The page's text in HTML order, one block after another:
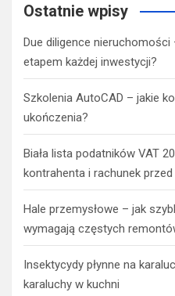
Ostatnie wpisy
Due diligence
etapem każdej inwestycji?
Szkolenia AutoCAD – jakie
ukończenia?
Biała lista podatników VAT
kontrahenta i rachunek
Hale przemysłowe – jak
wymagają częstych
Insektycydy płynne na
karaluchy w kuchni